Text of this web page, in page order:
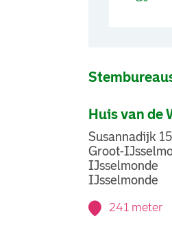
Huis van de
Susannadijk
Groot-
IJsselmonde
IJsselmonde
241 meter